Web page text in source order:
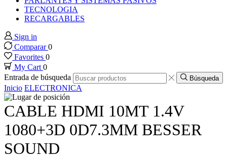
panel
panel
panel
panel
panel
panel
TECNOLOGIA
RECARGABLES
Sign in
Comparar0
Favorites 0
My Cart0
Entrada de búsqueda
Búsqueda
Inicio ELECTRONICA
CABLE HDMI 10MT 1.4V
1080+3D 0D7.3MM BESSER
SOUND